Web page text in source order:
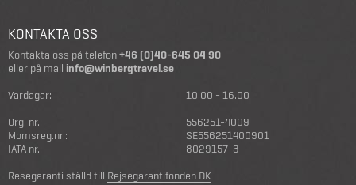
KONTAKTA OSS
Kontakta oss på telefon+46 (0)40-645 04 90
eller på mail info@winbergtravel.se
Vardagar:
10.00 - 16.00
Org. nr.:
556251-4009
Momsreg.nr.:
SE556251400901
IATA nr.:
8029157-3
Resegaranti ställd till Rejsegarantifonden DK